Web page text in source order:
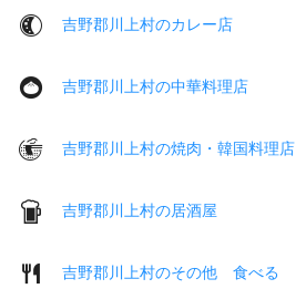
吉野郡川上村のカレー店
吉野郡川上村の中華料理店
吉野郡川上村の焼肉・韓国料理店
吉野郡川上村の居酒屋
吉野郡川上村のその他 食べる